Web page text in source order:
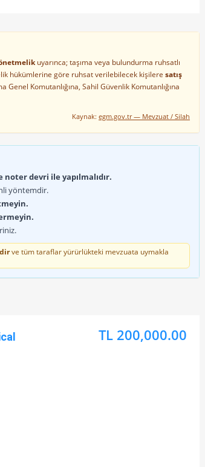
uyarınca; taşıma veya bulundurma ruhsatlı
hükümlerine göre ruhsat verilebilecek kişilere satış
Genel Komutanlığına, Sahil Güvenlik Komutanlığına
Kaynak: egm.gov.tr — Mevzuat / Silah
devri ile yapılmalıdır.
yöntemdir.
ve tüm taraflar yürürlükteki mevzuata uymakla
TL 200,000.00